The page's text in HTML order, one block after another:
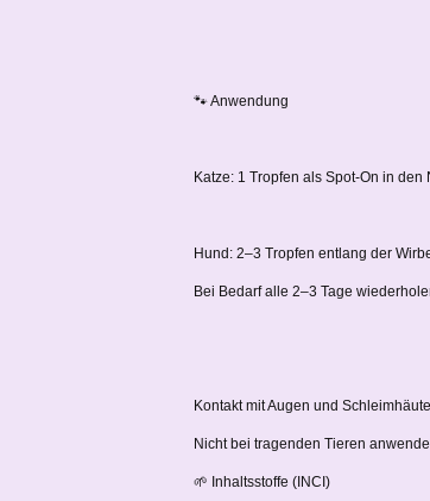
🐾 Anwendung
Katze: 1 Tropfen als Spot-On in den
Hund: 2–3 Tropfen entlang der
Bei Bedarf alle 2–3 Tage
Kontakt mit Augen und
Nicht bei tragenden Tieren
🌱 Inhaltsstoffe (INCI)